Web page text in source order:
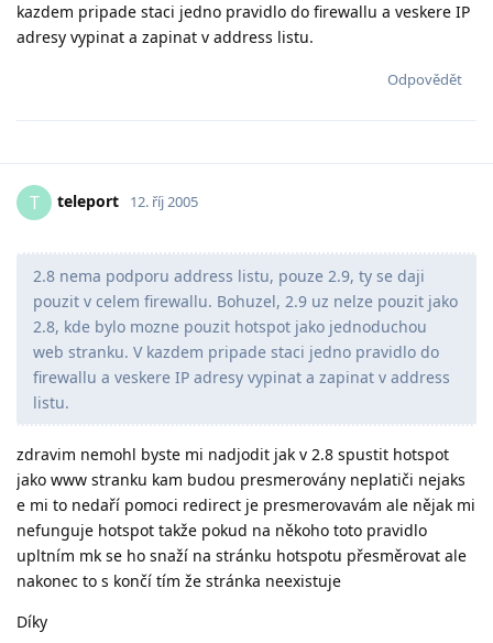
kazdem pripade staci jedno pravidlo do firewallu a veskere IP
adresy vypinat a zapinat v address listu.
Odpovědět
T teleport 12. říj 2005
2.8 nema podporu address listu, pouze 2.9, ty se daji
pouzit v celem firewallu. Bohuzel, 2.9 uz nelze pouzit jako
2.8, kde bylo mozne pouzit hotspot jako jednoduchou
web stranku. V kazdem pripade staci jedno pravidlo do
firewallu a veskere IP adresy vypinat a zapinat v address
listu.
zdravim nemohl byste mi nadjodit jak v 2.8 spustit hotspot
jako www stranku kam budou presmerovány neplatiči nejaks
e mi to nedaří pomoci redirect je presmerovavám ale nějak mi
nefunguje hotspot takže pokud na někoho toto pravidlo
upltním mk se ho snaží na stránku hotspotu přesměrovat ale
nakonec to s končí tím že stránka neexistuje
Díky